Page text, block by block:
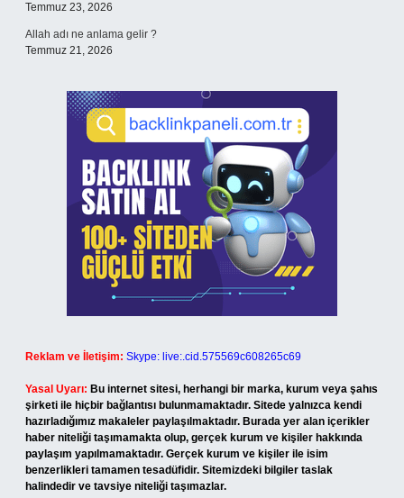
Temmuz 23, 2026
Allah adı ne anlama gelir ?
Temmuz 21, 2026
Reklam ve İletişim: Skype: live:.cid.575569c608265c69
Yasal Uyarı: Bu internet sitesi, herhangi bir marka, kurum veya şahıs
şirketi ile hiçbir bağlantısı bulunmamaktadır. Sitede yalnızca kendi
hazırladığımız makaleler paylaşılmaktadır. Burada yer alan içerikler
haber niteliği taşımamakta olup, gerçek kurum ve kişiler hakkında
paylaşım yapılmamaktadır. Gerçek kurum ve kişiler ile isim
benzerlikleri tamamen tesadüfidir. Sitemizdeki bilgiler taslak
halindedir ve tavsiye niteliği taşımazlar.